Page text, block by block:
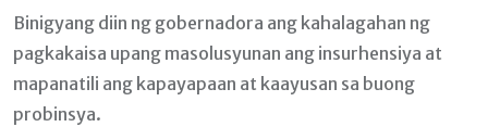
Binigyang diin ng gobernadora ang kahalagahan ng
pagkakaisa upang masolusyunan ang insurhensiya at
mapanatili ang kapayapaan at kaayusan sa buong
probinsya.